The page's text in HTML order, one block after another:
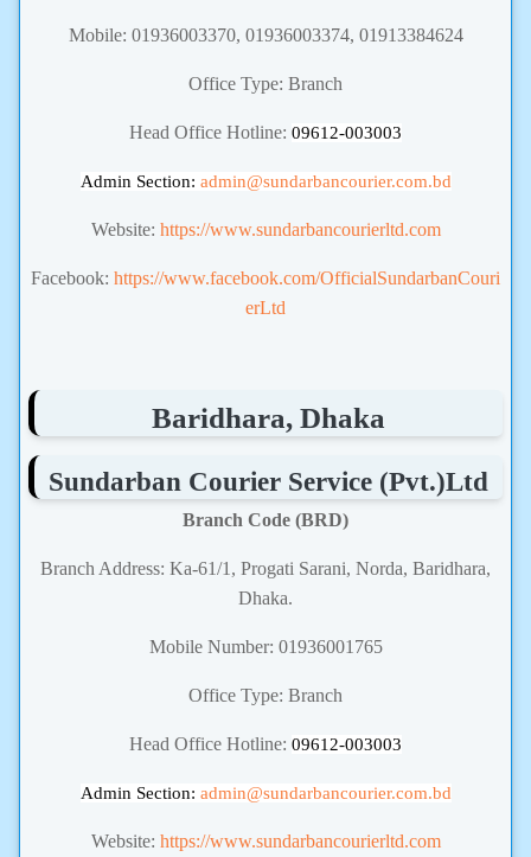
Mobile: 01936003370, 01936003374, 01913384624
Office Type: Branch
Head Office Hotline: 09612-003003
Admin Section: admin@sundarbancourier.com.bd
Website: https://www.sundarbancourierltd.com
Facebook: https://www.facebook.com/OfficialSundarbanCouri
erLtd
Baridhara, Dhaka
Sundarban Courier Service (Pvt.)Ltd
Branch Code (BRD)
Branch Address: Ka-61/1, Progati Sarani, Norda, Baridhara,
Dhaka.
Mobile Number: 01936001765
Office Type: Branch
Head Office Hotline: 09612-003003
Admin Section: admin@sundarbancourier.com.bd
Website: https://www.sundarbancourierltd.com